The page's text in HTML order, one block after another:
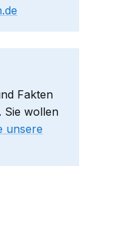
Fakten
Sie wollen
unsere